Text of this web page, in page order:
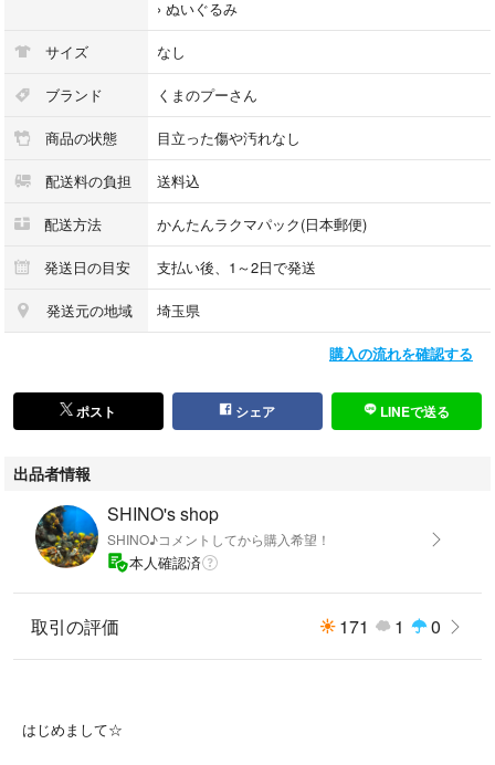
› ぬいぐるみ
サイズ なし
ブランド くまのプーさん
商品の状態 目立った傷や汚れなし
配送料の負担 送料込
配送方法 かんたんラクマパック(日本郵便)
発送日の目安 支払い後、1～2日で発送
発送元の地域 埼玉県
購入の流れを確認する
ポスト シェア LINEで送る
出品者情報
SHINO's shop
SHINO♪コメントしてから購入希望！
本人確認済
取引の評価 171 1 0
はじめまして☆